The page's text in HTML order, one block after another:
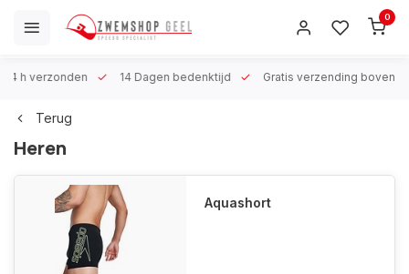
0
verzonden 14 Dagen bedenktijd Gratis verzending boven €100
Terug
Heren
Aquashort